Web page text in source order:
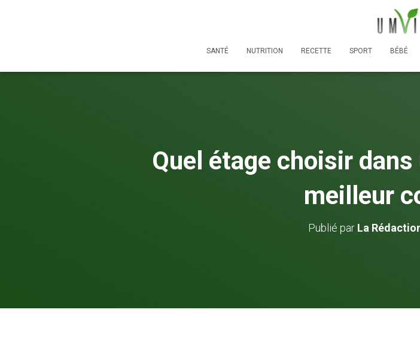
SANTÉ NUTRITION RECETTE SPORT BÉBÉ
Quel étage choisir
meilleur
Publié par La